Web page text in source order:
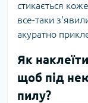
стикається
все-таки
акуратно
Як
щоб під
пилу?